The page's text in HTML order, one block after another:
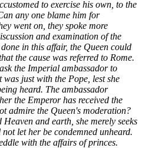
to exercise his own, to the
any one blame him for
went on, they spoke more
and examination of the
in this affair, the Queen could
the cause was referred to Rome.
the Imperial ambassador to
just with the Pope, lest she
heard. The ambassador
the Emperor has received the
admire the Queen's moderation?
and earth, she merely seeks
let her be condemned unheard.
with the affairs of princes.